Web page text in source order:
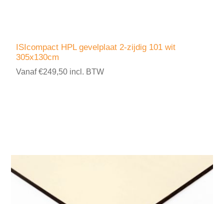
ISIcompact HPL gevelplaat 2-zijdig 101 wit
305x130cm
Vanaf €249,50 incl. BTW